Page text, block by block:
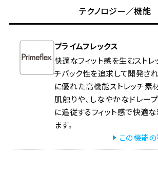
テクノロジー／機能
プライムフレックス
快適なフィット感を生むストレ
チバック性を追求して開発さ
に優れた高機能ストレッチ素
肌触りや、しなやかなドレー
に追従するフィット感で快適
ます。
この機能